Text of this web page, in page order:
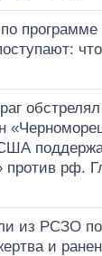
программе
обстрелял
против рф.
из РСЗО по
и